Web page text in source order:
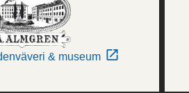
& museum